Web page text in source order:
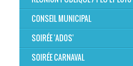
CONSEIL MUNICIPAL
SOIRÉE 'ADOS'
SOIRÉE CARNAVAL